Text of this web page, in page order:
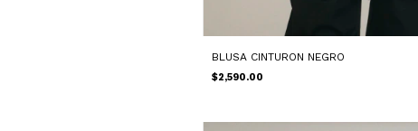
BLUSA CINTURON NEGRO
$2,590.00